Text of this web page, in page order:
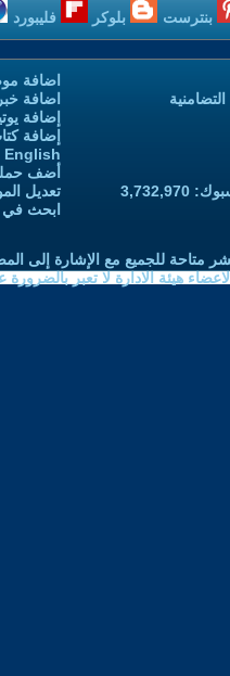
بنترست بلوكر فليبورد
اضافة
اضافة خبر
إضافة
إضافة
English
أضف
تعديل
ابحث في
متاحة للجميع مع الإشارة إلى
هيئة الادارة لا تعبر